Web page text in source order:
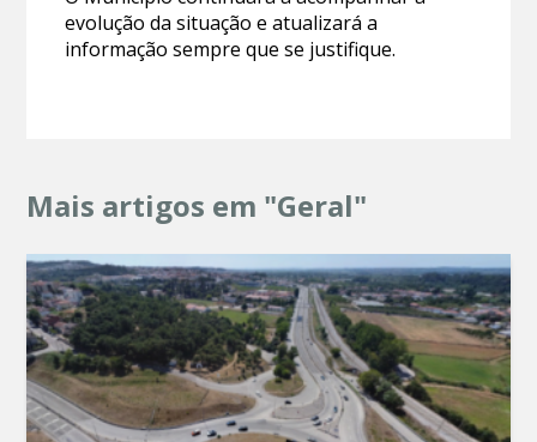
evolução da situação e atualizará a
informação sempre que se justifique.
Mais artigos em "Geral"